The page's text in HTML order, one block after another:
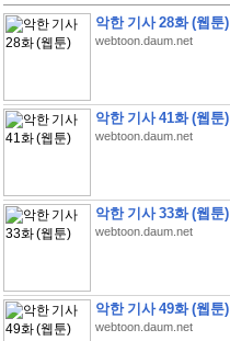
악한 기사 28화 (웹툰)
webtoon.daum.net
악한 기사 41화 (웹툰)
webtoon.daum.net
악한 기사 33화 (웹툰)
webtoon.daum.net
악한 기사 49화 (웹툰)
webtoon.daum.net